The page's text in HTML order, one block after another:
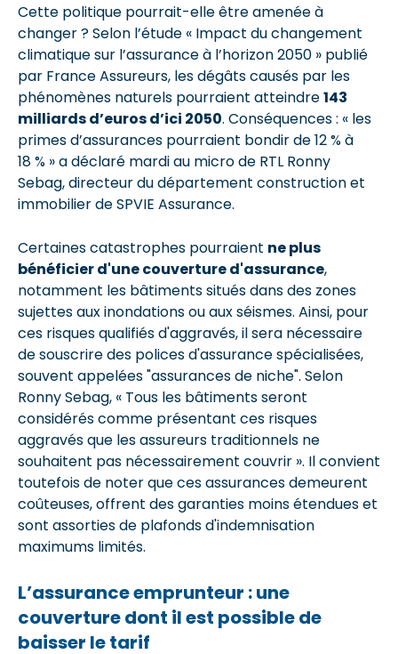
Cette politique pourrait-elle être amenée à
changer ? Selon l’étude « Impact du changement
climatique sur l’assurance à l’horizon 2050 » publié
par France Assureurs, les dégâts causés par les
phénomènes naturels pourraient atteindre143
milliards d’euros d’ici 2050. Conséquences : « les
primes d’assurances pourraient bondir de 12 % à
18 % » a déclaré mardi au micro de RTL Ronny
Sebag, directeur du département construction et
immobilier de SPVIE Assurance.
Certaines catastrophes pourraient ne plus
bénéficier d'une couverture d'assurance,
notamment les bâtiments situés dans des zones
sujettes aux inondations ou aux séismes. Ainsi, pour
ces risques qualifiés d'aggravés, il sera nécessaire
de souscrire des polices d'assurance spécialisées,
souvent appelées "assurances de niche". Selon
Ronny Sebag, « Tous les bâtiments seront
considérés comme présentant ces risques
aggravés que les assureurs traditionnels ne
souhaitent pas nécessairement couvrir ». Il convient
toutefois de noter que ces assurances demeurent
coûteuses, offrent des garanties moins étendues et
sont assorties de plafonds d'indemnisation
maximums limités.
L’assurance emprunteur : une
couverture dont il est possible de
baisser le tarif